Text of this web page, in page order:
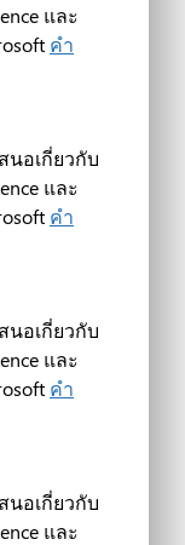
และ
คำ
นอเกี่ยวกับ
และ
คำ
นอเกี่ยวกับ
และ
คำ
นอเกี่ยวกับ
และ